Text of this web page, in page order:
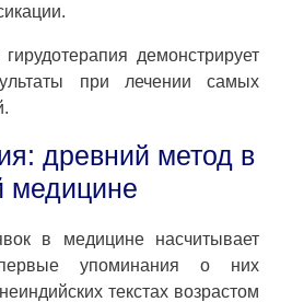
демонстрирует
при лечении самых
древний метод в
медицине
в медицине насчитывает
упоминания о них
текстах возрастом